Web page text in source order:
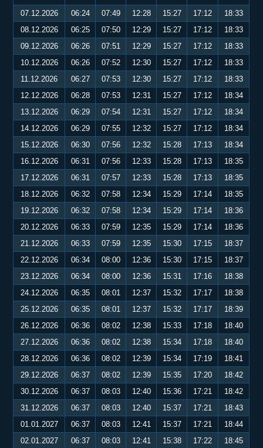
07.12.2026
06:24 07:49 12:28 15:27 17:12
18:33
08.12.2026
06:25 07:50 12:29 15:27 17:12
18:33
09.12.2026
06:26 07:51 12:29 15:27 17:12
18:33
10.12.2026
06:26 07:52 12:30 15:27 17:12
18:33
11.12.2026
06:27 07:53 12:30 15:27 17:12
18:33
12.12.2026
06:28 07:53 12:31 15:27 17:12
18:34
13.12.2026
06:29 07:54 12:31 15:27 17:12
18:34
14.12.2026
06:29 07:55 12:32 15:27 17:12
18:34
15.12.2026
06:30 07:56 12:32 15:28 17:13
18:34
16.12.2026
06:31 07:56 12:33 15:28 17:13
18:35
17.12.2026
06:31 07:57 12:33 15:28 17:13
18:35
18.12.2026
06:32 07:58 12:34 15:29 17:14
18:35
19.12.2026
06:32 07:58 12:34 15:29 17:14
18:36
20.12.2026
06:33 07:59 12:35 15:29 17:14
18:36
21.12.2026
06:33 07:59 12:35 15:30 17:15
18:37
22.12.2026
06:34 08:00 12:36 15:30 17:15
18:37
23.12.2026
06:34 08:00 12:36 15:31 17:16
18:38
24.12.2026
06:35 08:01 12:37 15:32 17:17
18:38
25.12.2026
06:35 08:01 12:37 15:32 17:17
18:39
26.12.2026
06:36 08:02 12:38 15:33 17:18
18:40
27.12.2026
06:36 08:02 12:38 15:34 17:18
18:40
28.12.2026
06:36 08:02 12:39 15:34 17:19
18:41
29.12.2026
06:37 08:02 12:39 15:35 17:20
18:42
30.12.2026
06:37 08:03 12:40 15:36 17:21
18:42
31.12.2026
06:37 08:03 12:40 15:37 17:21
18:43
01.01.2027
06:37 08:03 12:41 15:37 17:21
18:44
02.01.2027
06:37 08:03 12:41 15:38 17:22
18:45